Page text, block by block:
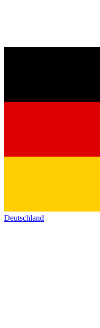
Deutschland